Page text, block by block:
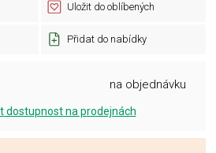
Uložit do oblíbených
Přidat do nabídky
na objednávku
dostupnost na prodejnách